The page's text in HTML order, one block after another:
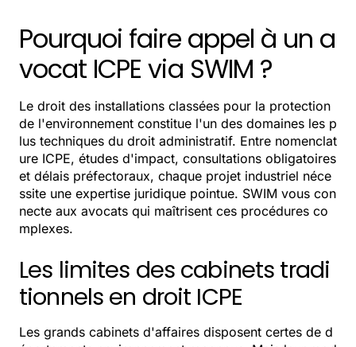
Pourquoi faire appel à un a
vocat ICPE via SWIM ?
Le droit des installations classées pour la protection
de l'environnement constitue l'un des domaines les p
lus techniques du droit administratif. Entre nomenclat
ure ICPE, études d'impact, consultations obligatoires
et délais préfectoraux, chaque projet industriel néce
ssite une expertise juridique pointue. SWIM vous con
necte aux avocats qui maîtrisent ces procédures co
mplexes.
Les limites des cabinets tradi
tionnels en droit ICPE
Les grands cabinets d'affaires disposent certes de d